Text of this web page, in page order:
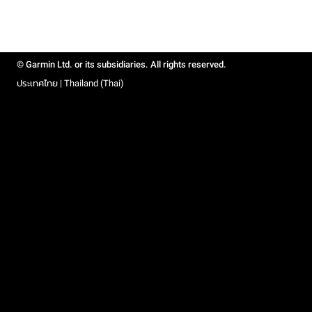
© Garmin Ltd. or its subsidiaries. All rights reserved.
ประเทศไทย | Thailand (Thai)